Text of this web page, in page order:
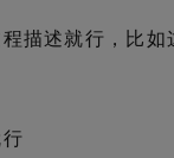
描述就行，比